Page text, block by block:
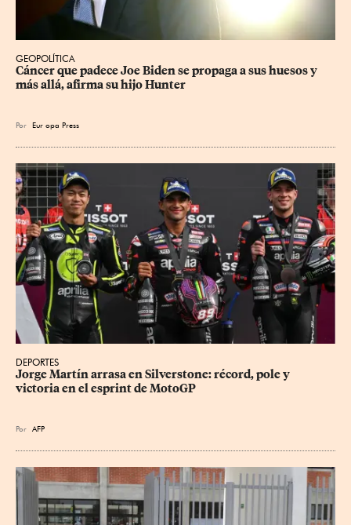
GEOPOLÍTICA
Cáncer que padece Joe Biden se propaga a sus huesos y
más allá, afirma su hijo Hunter
Por Eur opa Press
DEPORTES
Jorge Martín arrasa en Silverstone: récord, pole y
victoria en el esprint de MotoGP
Por AFP